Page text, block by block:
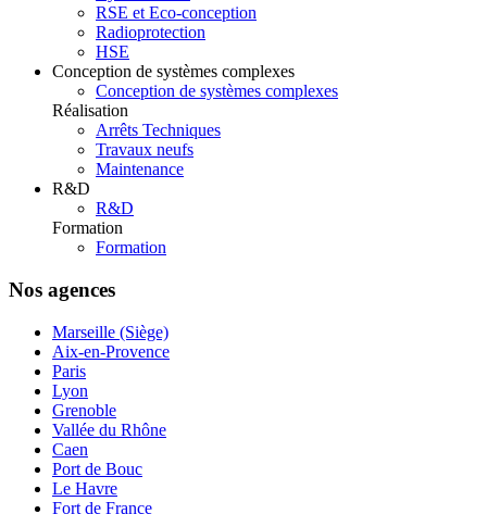
RSE et Eco-conception
Radioprotection
HSE
Conception de systèmes complexes
Conception de systèmes complexes
Réalisation
Arrêts Techniques
Travaux neufs
Maintenance
R&D
R&D
Formation
Formation
Nos agences
Marseille (Siège)
Aix-en-Provence
Paris
Lyon
Grenoble
Vallée du Rhône
Caen
Port de Bouc
Le Havre
Fort de France